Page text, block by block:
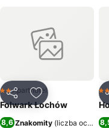
UdostępnijDodaj do
2 Kategoria
Aparthotel
Folwark Łochów
8,6 Znakomity (liczba ocen:
3